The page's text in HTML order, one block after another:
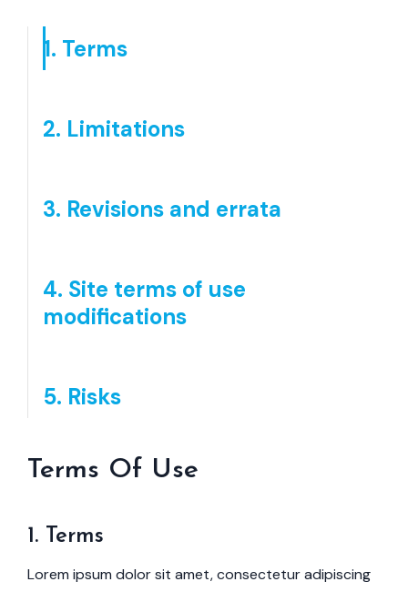
1. Terms
2. Limitations
3. Revisions and errata
4. Site terms of use
modifications
5. Risks
Terms Of Use
1. Terms
Lorem ipsum dolor sit amet, consectetur adipiscing